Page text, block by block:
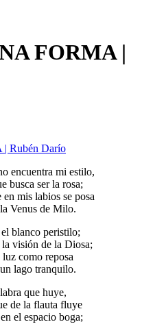
FORMA |
Rubén Darío
encuentra mi estilo,
busca ser la rosa;
mis labios se posa
Venus de Milo.
blanco peristilo;
visión de la Diosa;
como reposa
lago tranquilo.
que huye,
de la flauta fluye
el espacio boga;